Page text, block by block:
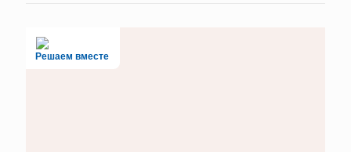
Решаем вместе